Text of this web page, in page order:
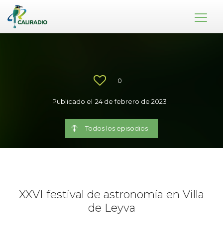
0
Publicado el 24 de febrero de 2023
Todos los episodios
XXVI festival de astronomía en Villa
de Leyva